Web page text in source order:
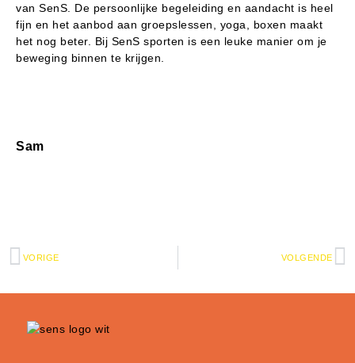
van SenS. De persoonlijke begeleiding en aandacht is heel
fijn en het aanbod aan groepslessen, yoga, boxen maakt
het nog beter. Bij SenS sporten is een leuke manier om je
beweging binnen te krijgen.
Sam
VORIGE VOLGENDE